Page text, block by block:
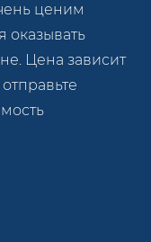
ценим
оказывать
Цена зависит